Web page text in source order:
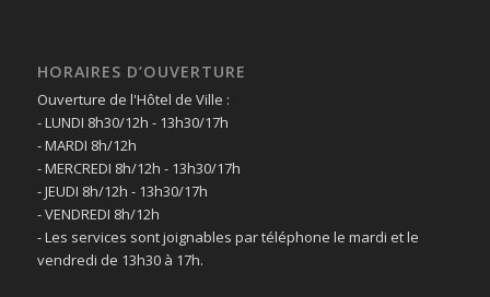
HORAIRES D’OUVERTURE
Ouverture de l'Hôtel de Ville :
- LUNDI 8h30/12h - 13h30/17h
- MARDI 8h/12h
- MERCREDI 8h/12h - 13h30/17h
- JEUDI 8h/12h - 13h30/17h
- VENDREDI 8h/12h
- Les services sont joignables par téléphone le mardi et le
vendredi de 13h30 à 17h.